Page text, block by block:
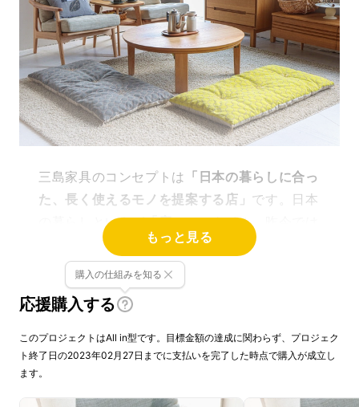
三島家具のコンセプトは 「日本の暮らしに合っ
た、長く使えるモノを提案する店」 です。日本
の暮らしといえば「座」のスタイル。昨今では
欧米の暮らしに近くなり、ダイニングテーブル
やソファを配置する家庭が多くなってきたかと
思います。しかし、結局日本人が落ち着くのは
床での生活ではないでしょうか？
ソファを背もたれにしたり、コタツを使った
り、リビングテーブルで食事をしたり、床の上
に寝転がってゴロゴロするのが好きな方も多い
もっと見る
応援購入する
購入の仕組みを知る
このプロジェクトはAll in型です。目標金額の達成に関わらず、プロジェク
ト終了日の2023年02月27日までに支払いを完了した時点で購入が成立し
ます。